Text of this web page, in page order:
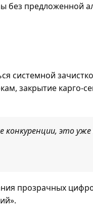
без предложенной
системной
закрытие карго-
это уже
прозрачных